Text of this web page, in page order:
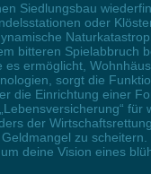
Siedlungsbau
oder
bitteren Spielabbruch
ermöglicht,
sorgt die
die Einrichtung einer
für
der
zu
deine Vision eines